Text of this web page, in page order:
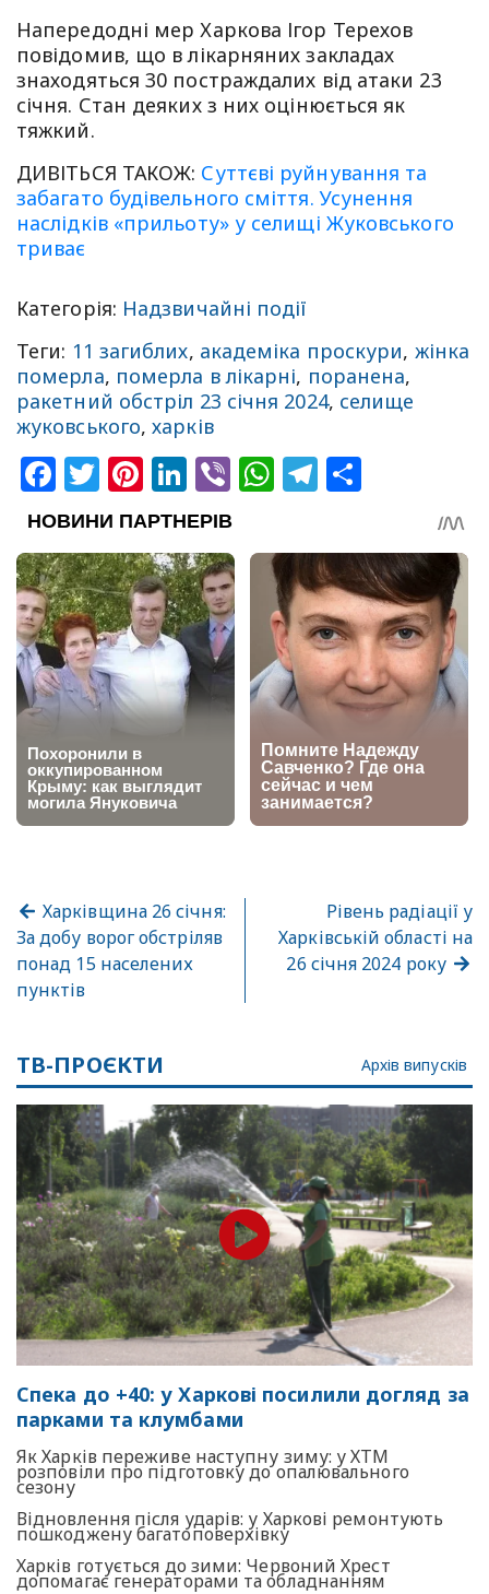
Напередодні мер Харкова Ігор Терехов
повідомив, що в лікарняних закладах
знаходяться 30 постраждалих від атаки 23
січня. Стан деяких з них оцінюється як
тяжкий.
ДИВІТЬСЯ ТАКОЖ: Суттєві руйнування та
забагато будівельного сміття. Усунення
наслідків «прильоту» у селищі Жуковського
триває
Категорія: Надзвичайні події
Теги: 11 загиблих, академіка проскури, жінка
померла, померла в лікарні, поранена,
ракетний обстріл 23 січня 2024, селище
жуковського,харків
Facebook
Twitter
Pinterest
LinkedIn
ViberWhatsApp
Telegram
Харківщина 26 січня:
За добу ворог обстріляв
понад 15 населених
пунктів
Рівень радіації у
Харківській області на
26 січня 2024 року
ТВ-ПРОЄКТИ Архів випусків
Спека до +40: у Харкові посилили догляд за
парками та клумбами
Як Харків переживе наступну зиму: у ХТМ
розповіли про підготовку до опалювального
сезону
Відновлення після ударів: у Харкові ремонтують
пошкоджену багатоповерхівку
Харків готується до зими: Червоний Хрест
допомагає генераторами та обладнанням